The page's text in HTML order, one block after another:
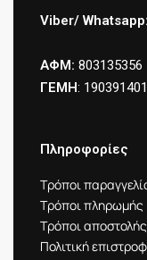
Viber/
ΑΦΜ: 803135356
ΓΕΜΗ:
Πληροφορίες
Τρόποι
Τρόποι πληρωμής
Τρόποι αποστολής
Πολιτική